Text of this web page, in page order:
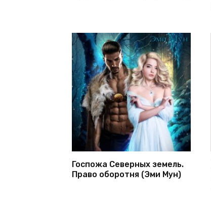
Госпожа Северных земель.
Право оборотня (Эми Мун)